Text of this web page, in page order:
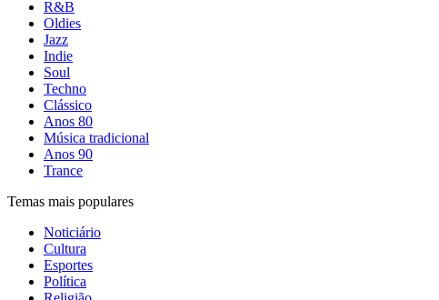
R&B
Oldies
Jazz
Indie
Soul
Techno
Clássico
Anos 80
Música tradicional
Anos 90
Trance
Temas mais populares
Noticiário
Cultura
Esportes
Política